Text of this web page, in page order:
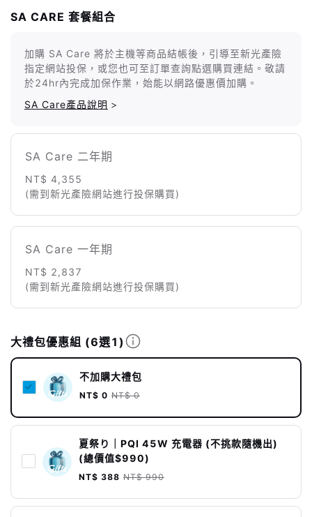
SA CARE 套餐組合
加購 SA Care 將於主機等商品結帳後，引導至新光產險
指定網站投保，或您也可至訂單查詢點選購買連結。敬請
於24hr內完成加保作業，始能以網路優惠價加購。
SA Care產品說明 >
SA Care 二年期
NT$ 4,355
(需到新光產險網站進行投保購買)
SA Care 一年期
NT$ 2,837
(需到新光產險網站進行投保購買)
大禮包優惠組 (6選1)
不加購大禮包
NT$ 0 NT$ 0
夏祭り｜PQI 45W 充電器 (不挑款隨機出)
(總價值$990)
NT$ 388 NT$ 990